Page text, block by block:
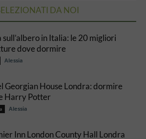
DA NOI
sull’albero in Italia: le 20 migliori
dove dormire
Alessia
Georgian House Londra: dormire
Harry Potter
Alessia
Inn London County Hall Londra